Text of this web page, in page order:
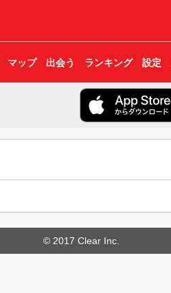
マップ 出会う ランキング 設定
© 2017 Clear Inc.